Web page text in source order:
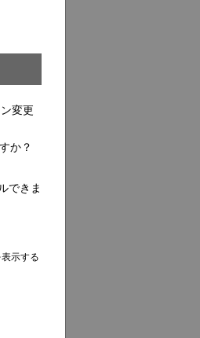
変更
か？
できま
示する